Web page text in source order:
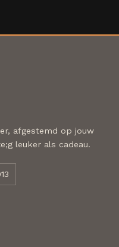
afgestemd op jouw
leuker als cadeau.